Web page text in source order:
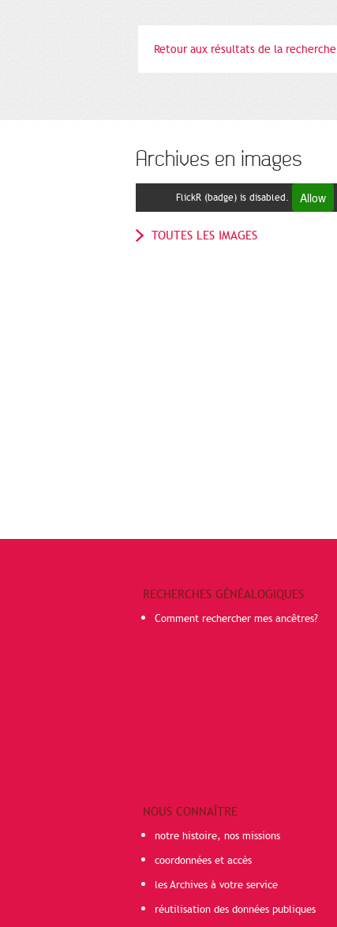
Retour aux résultats de la recherche
Archives en images
FlickR (badge) is disabled. Allow
TOUTES LES IMAGES
RECHERCHES GÉNÉALOGIQUES
Comment rechercher mes ancêtres?
NOUS CONNAÎTRE
notre histoire, nos missions
coordonnées et accès
les Archives à votre service
réutilisation des données publiques